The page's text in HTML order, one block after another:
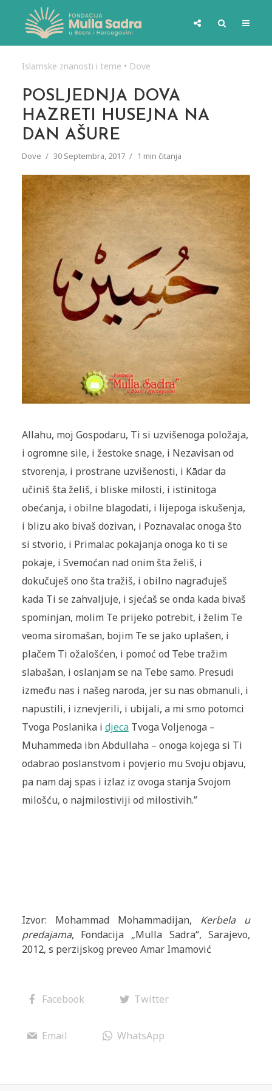
Islamske znanosti i teme • Dove
POSLJEDNJA DOVA
HAZRETI HUSEJNA NA
DAN AŠURE
Dove 30 Septembra, 2017 1 min čitanja
Allahu, moj Gospodaru, Ti si uzvišenoga položaja,
i ogromne sile, i žestoke snage, i Nezavisan od
stvorenja, i prostrane uzvišenosti, i Kādar da
učiniš šta želiš, i bliske milosti, i istinitoga
obećanja, i obilne blagodati, i lijepoga iskušenja,
i blizu ako bivaš dozivan, i Poznavalac onoga što
si stvorio, i Primalac pokajanja onoga ko ti se
pokaje, i Svemoćan nad onim šta želiš, i
dokučuješ ono šta tražiš, i obilno nagrađuješ
kada Ti se zahvaljuje, i sjećaš se onda kada bivaš
spominjan, molim Te prijeko potrebit, i želim Te
veoma siromašan, bojim Te se jako uplašen, i
plačem Ti ožalošćen, i pomoć od Tebe tražim
slabašan, i oslanjam se na Tebe samo. Presudi
između nas i našeg naroda, jer su nas obmanuli, i
napustili, i iznevjerili, i ubijali, a mi smo potomci
Tvoga Poslanika i djecaTvoga Voljenoga –
Muhammeda ibn Abdullaha – onoga kojega si Ti
odabrao poslanstvom i povjerio mu Svoju objavu,
pa nam daj spas i izlaz iz ovoga stanja Svojom
milošću, o najmilostiviji od milostivih.”
Izvor: Mohammad Mohammadijan, Kerbela u
predajama, Fondacija „Mulla Sadra“, Sarajevo,
2012, s perzijskog preveo Amar Imamović
Facebook Twitter
Email WhatsApp